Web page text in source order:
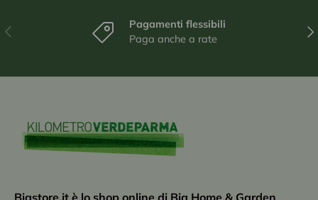
Indietro
Pagamenti flessibili
Paga anche a rate
Biastore.it è lo shop online di Bia Home & Garden